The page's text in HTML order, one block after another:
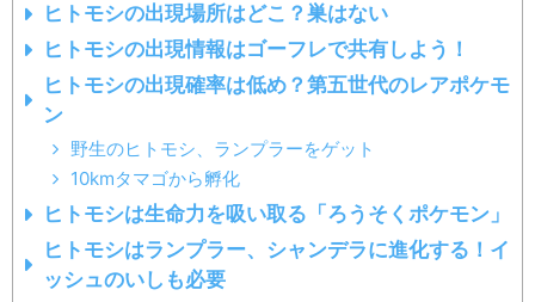
ヒトモシの出現場所はどこ？巣はない
ヒトモシの出現情報はゴーフレで共有しよう！
ヒトモシの出現確率は低め？第五世代のレアポケモ
ン
野生のヒトモシ、ランプラーをゲット
10kmタマゴから孵化
ヒトモシは生命力を吸い取る「ろうそくポケモン」
ヒトモシはランプラー、シャンデラに進化する！イ
ッシュのいしも必要